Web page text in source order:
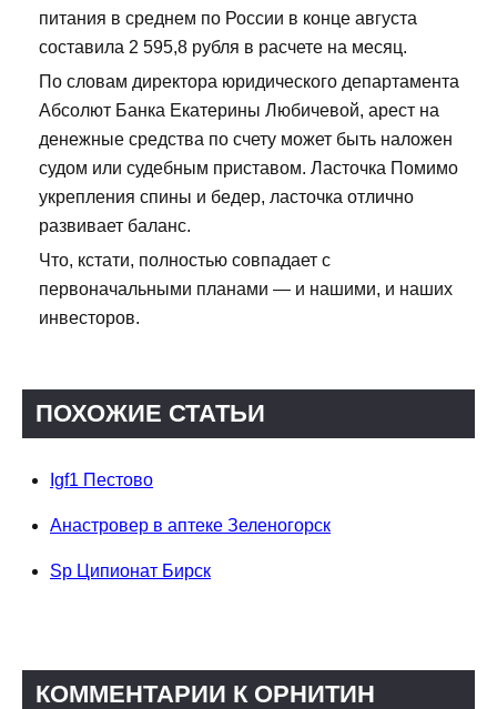
питания в среднем по России в конце августа
составила 2 595,8 рубля в расчете на месяц.
По словам директора юридического департамента
Абсолют Банка Екатерины Любичевой, арест на
денежные средства по счету может быть наложен
судом или судебным приставом. Ласточка Помимо
укрепления спины и бедер, ласточка отлично
развивает баланс.
Что, кстати, полностью совпадает с
первоначальными планами — и нашими, и наших
инвесторов.
ПОХОЖИЕ СТАТЬИ
Igf1 Пестово
Анастровер в аптеке Зеленогорск
Sp Ципионат Бирск
КОММЕНТАРИИ К ОРНИТИН